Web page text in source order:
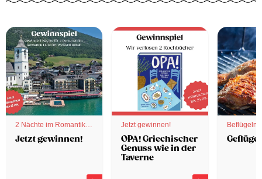
2 Nächte im Romantik
Hotel
Jetzt gewinnen!
Jetzt gewinnen!
OPA! Griechischer
Genuss wie in der
Taverne